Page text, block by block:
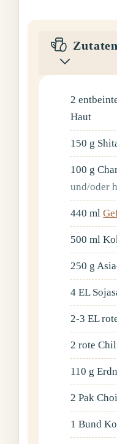
Zutaten
2
Haut
150 g
100 g
und/oder
440 ml
500 ml
250 g
4 EL
2-3 EL
2 rote
110 g
2 Pak Choi
1 Bund